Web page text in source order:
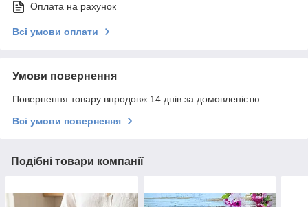
Оплата на рахунок
Всі умови оплати
Умови повернення
Повернення товару впродовж 14 днів за домовленістю
Всі умови повернення
Подібні товари компанії